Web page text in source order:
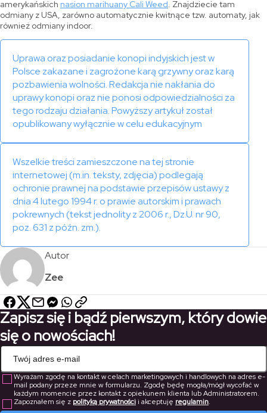
amerykańskich nasion marihuany Cali Weed. Znajdziecie tam
odmiany z USA, zarówno automatycznie kwitnące tzw. automaty, jak
również odmiany indoor.
Uprawa oraz posiadanie konopi indyjskich jest w
Polsce zakazane i zagrożone karą grzywny oraz karą
pozbawienia wolności. Redakcja nie nakłania do
uprawy konopi oraz nie ponosi odpowiedzialności za
tego rodzaju działania. Powyższy artykuł został
opublikowany wyłącznie w celu edukacyjnym
Wszelkie treści zamieszczone na tej stronie
internetowej (m.in. teksty, zdjęcia) podlegają
ochronie prawnej na podstawie przepisów ustawy z
dnia 4 lutego 1994 r. o prawie autorskim i prawach
pokrewnych (tekst jednolity z 2006 r., Dz.U. nr 90,
poz. 631 z późn. zm.).
Autor
Zee
Zapisz się i bądź pierwszym, który dowie
się o nowościach!
Wyrażam zgodę na kontakt w celach marketingowych i handlowych na adres e-
mail podany przeze mnie w formularzu. Zgodę będę mogła/mógł wycofać w
każdym momencie przez kontakt z opiekunem klienta lub Administratorem.
Zapoznałem się z polityką prywatnościi akceptuję regulamin.